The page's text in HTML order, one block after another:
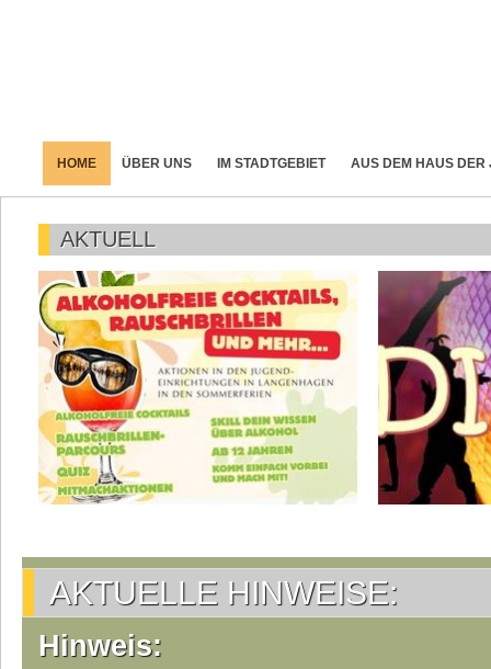
HOME ÜBER UNS IM STADTGEBIET AUS DEM HAUS DER
AKTUELL
AKTUELLE HINWEISE:
Hinweis: